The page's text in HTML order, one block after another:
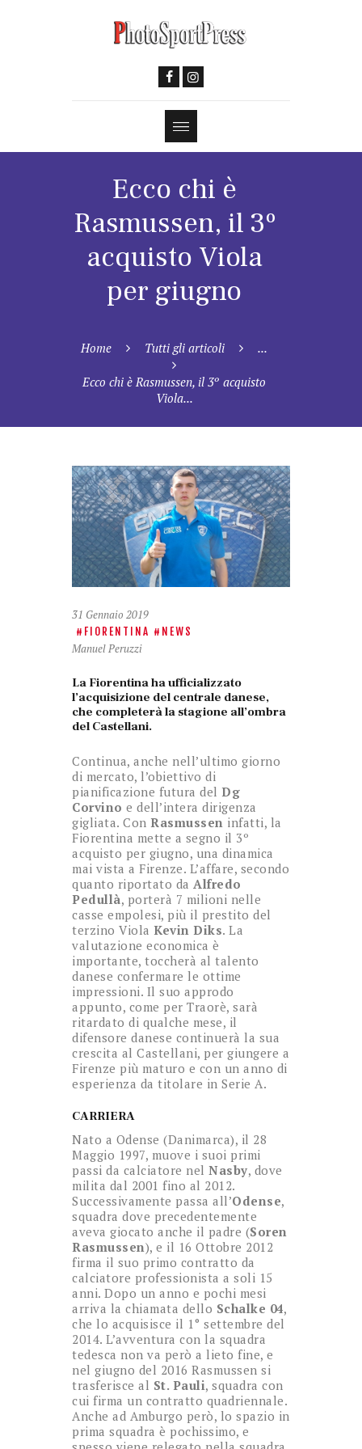
Ecco chi è
Rasmussen, il 3º
acquisto Viola
per giugno
Home Tutti gli articoli ...
Ecco chi è Rasmussen, il 3º acquisto
Viola...
31 Gennaio 2019
FIORENTINA NEWS
Manuel Peruzzi
La Fiorentina ha ufficializzato
l’acquisizione del centrale danese,
che completerà la stagione all’ombra
del Castellani.
Continua, anche nell’ultimo giorno
di mercato, l’obiettivo di
pianificazione futura del Dg
Corvino e dell’intera dirigenza
gigliata. Con Rasmussen infatti, la
Fiorentina mette a segno il 3º
acquisto per giugno, una dinamica
mai vista a Firenze. L’affare, secondo
quanto riportato da Alfredo
Pedullà, porterà 7 milioni nelle
casse empolesi, più il prestito del
terzino Viola Kevin Diks. La
valutazione economica è
importante, toccherà al talento
danese confermare le ottime
impressioni. Il suo approdo
appunto, come per Traorè, sarà
ritardato di qualche mese, il
difensore danese continuerà la sua
crescita al Castellani, per giungere a
Firenze più maturo e con un anno di
esperienza da titolare in Serie A.
CARRIERA
Nato a Odense (Danimarca), il 28
Maggio 1997, muove i suoi primi
passi da calciatore nel Nasby, dove
milita dal 2001 fino al 2012.
Successivamente passa all’Odense,
squadra dove precedentemente
aveva giocato anche il padre (Soren
Rasmussen), e il 16 Ottobre 2012
firma il suo primo contratto da
calciatore professionista a soli 15
anni. Dopo un anno e pochi mesi
arriva la chiamata dello Schalke 04,
che lo acquisisce il 1° settembre del
2014. L’avventura con la squadra
tedesca non va però a lieto fine, e
nel giugno del 2016 Rasmussen si
trasferisce al St. Pauli, squadra con
cui firma un contratto quadriennale.
Anche ad Amburgo però, lo spazio in
prima squadra è pochissimo, e